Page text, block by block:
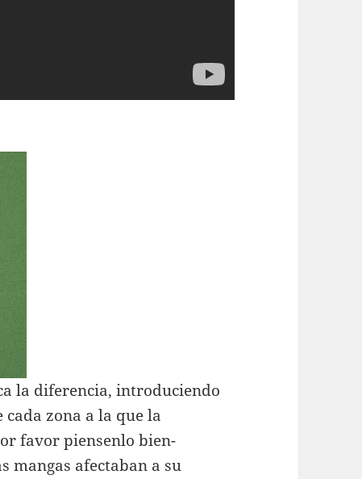
la diferencia, introduciendo
cada zona a la que la
favor piensenlo bien-
mangas afectaban a su